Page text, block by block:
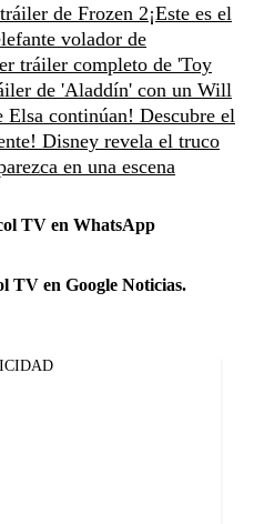
de Frozen 2¡Este es el
volador de
tráiler completo de 'Toy
de 'Aladdín' con un Will
Elsa continúan! Descubre el
Disney revela el truco
en una escena
TV en WhatsApp
TV en Google Noticias.